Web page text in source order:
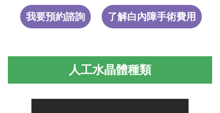
我要預約諮詢 了解白內障手術費用
人工水晶體種類